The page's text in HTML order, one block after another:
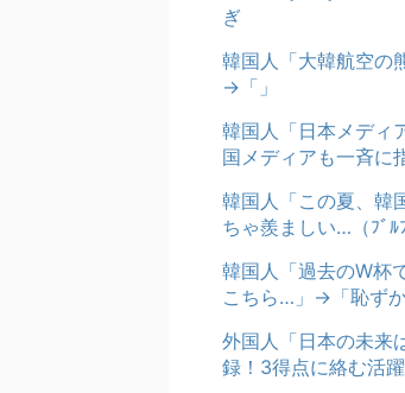
ぎ
韓国人「大韓航空の
→「」
韓国人「日本メディ
国メディアも一斉に
韓国人「この夏、韓
ちゃ羨ましい…（ﾌﾞﾙ
韓国人「過去のW杯
こちら…」→「恥ず
外国人「日本の未来
録！3得点に絡む活